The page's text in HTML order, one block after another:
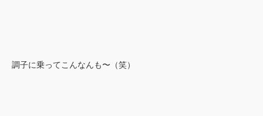
調子に乗ってこんなんも〜（笑）